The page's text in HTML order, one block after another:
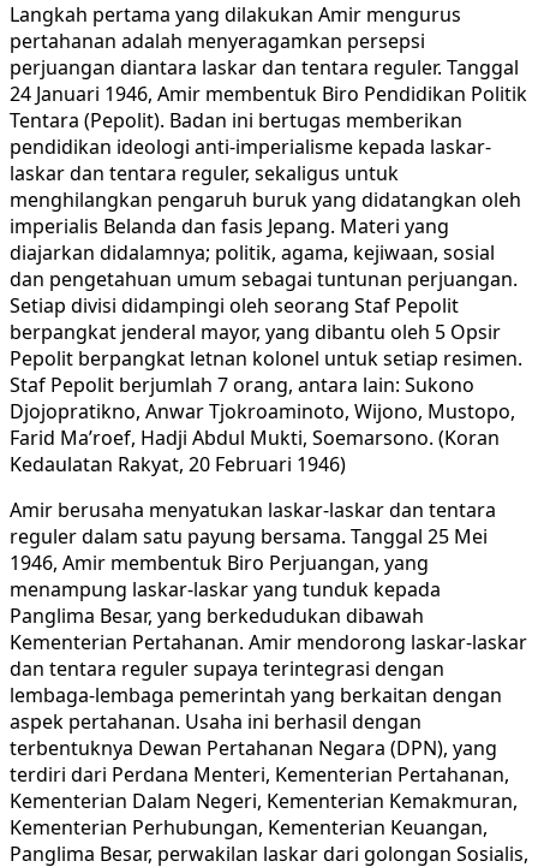
Langkah pertama yang dilakukan Amir mengurus
pertahanan adalah menyeragamkan persepsi
perjuangan diantara laskar dan tentara reguler. Tanggal
24 Januari 1946, Amir membentuk Biro Pendidikan Politik
Tentara (Pepolit). Badan ini bertugas memberikan
pendidikan ideologi anti-imperialisme kepada laskar-
laskar dan tentara reguler, sekaligus untuk
menghilangkan pengaruh buruk yang didatangkan oleh
imperialis Belanda dan fasis Jepang. Materi yang
diajarkan didalamnya; politik, agama, kejiwaan, sosial
dan pengetahuan umum sebagai tuntunan perjuangan.
Setiap divisi didampingi oleh seorang Staf Pepolit
berpangkat jenderal mayor, yang dibantu oleh 5 Opsir
Pepolit berpangkat letnan kolonel untuk setiap resimen.
Staf Pepolit berjumlah 7 orang, antara lain: Sukono
Djojopratikno, Anwar Tjokroaminoto, Wijono, Mustopo,
Farid Ma’roef, Hadji Abdul Mukti, Soemarsono. (Koran
Kedaulatan Rakyat, 20 Februari 1946)
Amir berusaha menyatukan laskar-laskar dan tentara
reguler dalam satu payung bersama. Tanggal 25 Mei
1946, Amir membentuk Biro Perjuangan, yang
menampung laskar-laskar yang tunduk kepada
Panglima Besar, yang berkedudukan dibawah
Kementerian Pertahanan. Amir mendorong laskar-laskar
dan tentara reguler supaya terintegrasi dengan
lembaga-lembaga pemerintah yang berkaitan dengan
aspek pertahanan. Usaha ini berhasil dengan
terbentuknya Dewan Pertahanan Negara (DPN), yang
terdiri dari Perdana Menteri, Kementerian Pertahanan,
Kementerian Dalam Negeri, Kementerian Kemakmuran,
Kementerian Perhubungan, Kementerian Keuangan,
Panglima Besar, perwakilan laskar dari golongan Sosialis,